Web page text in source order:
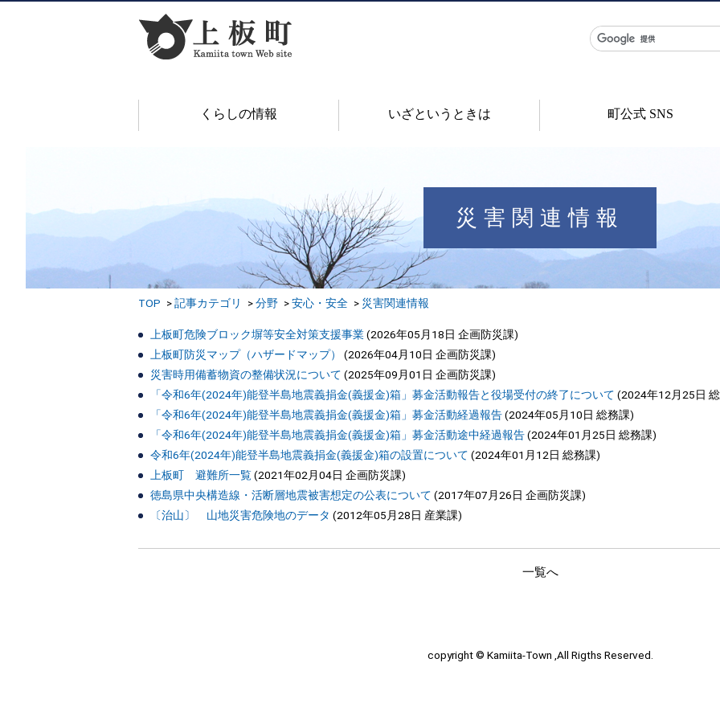
くらしの情報 いざというときは 町公式 SNS
災害関連情報
TOP 記事カテゴリ 分野 安心・安全 災害関連情報
上板町危険ブロック塀等安全対策支援事業(2026年05月18日 企画防災課)
上板町防災マップ（ハザードマップ）
(2026年04月10日 企画防災課)
災害時用備蓄物資の整備状況について (2025年09月01日 企画防災課)
「令和6年(2024年)能登半島地震義捐金(義援金)箱」募金活動報告と役場受付の終了について (2024年12月25日
「令和6年(2024年)能登半島地震義捐金(義援金)箱」募金活動経過報告(2024年05月10日 総務課)
「令和6年(2024年)能登半島地震義捐金(義援金)箱」募金活動途中経過報告(2024年01月25日 総務課)
令和6年(2024年)能登半島地震義捐金(義援金)箱の設置について (2024年01月12日 総務課)
上板町 避難所一覧(2021年02月04日 企画防災課)
徳島県中央構造線・活断層地震被害想定の公表について (2017年07月26日 企画防災課)
〔治山〕 山地災害危険地のデータ (2012年05月28日 産業課)
一覧へ
copyright © Kamiita-Town ,All Rigths Reserved.